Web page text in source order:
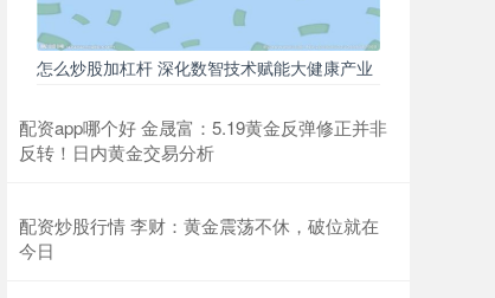
怎么炒股加杠杆 深化数智技术赋能大健康产业
配资app哪个好 金晟富：5.19黄金反弹修正并非
反转！日内黄金交易分析
配资炒股行情 李财：黄金震荡不休，破位就在
今日